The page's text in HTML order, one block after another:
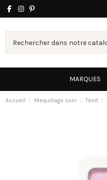
MARQUES
Accueil Maquillage soin Teint